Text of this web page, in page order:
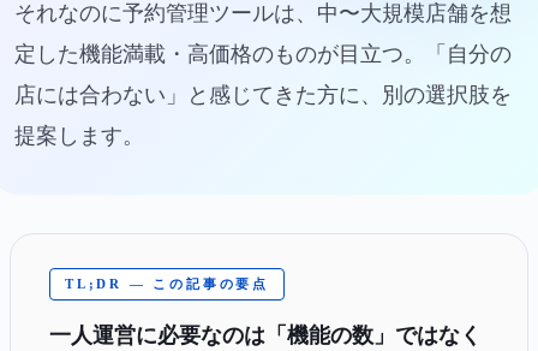
それなのに予約管理ツールは、中〜大規模店舗を想
定した機能満載・高価格のものが目立つ。「自分の
店には合わない」と感じてきた方に、別の選択肢を
提案します。
TL;DR — この記事の要点
一人運営に必要なのは「機能の数」ではなく